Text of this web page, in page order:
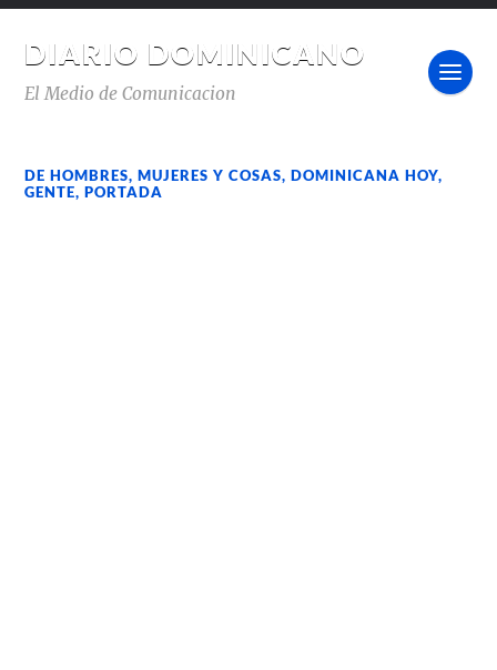
DIARIO DOMINICANO
El Medio de Comunicacion
DE HOMBRES, MUJERES Y COSAS,DOMINICANA HOY,
GENTE,PORTADA